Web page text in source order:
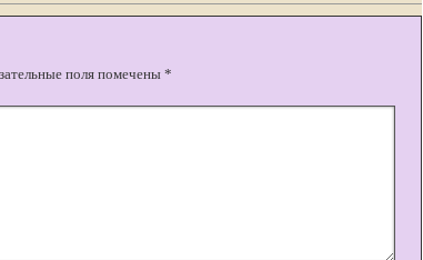
поля помечены *